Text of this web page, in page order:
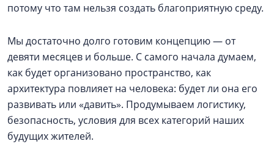
потому что там нельзя создать благоприятную среду.
Мы достаточно долго готовим концепцию — от
девяти месяцев и больше. С самого начала думаем,
как будет организовано пространство, как
архитектура повлияет на человека: будет ли она его
развивать или «давить». Продумываем логистику,
безопасность, условия для всех категорий наших
будущих жителей.